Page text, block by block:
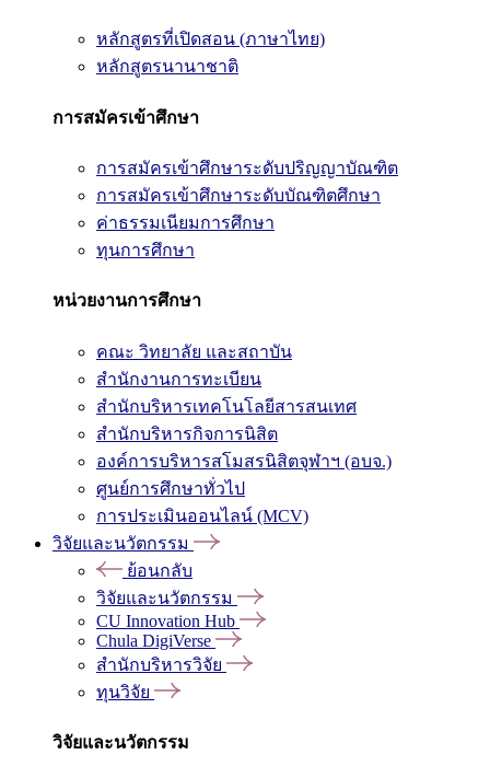
หลักสูตรที่เปิดสอน (ภาษาไทย)
หลักสูตรนานาชาติ
การสมัครเข้าศึกษา
การสมัครเข้าศึกษาระดับปริญญาบัณฑิต
การสมัครเข้าศึกษาระดับบัณฑิตศึกษา
ค่าธรรมเนียมการศึกษา
ทุนการศึกษา
หน่วยงานการศึกษา
คณะ วิทยาลัย และสถาบัน
สำนักงานการทะเบียน
สำนักบริหารเทคโนโลยีสารสนเทศ
สำนักบริหารกิจการนิสิต
องค์การบริหารสโมสรนิสิตจุฬาฯ (อบจ.)
ศูนย์การศึกษาทั่วไป
การประเมินออนไลน์ (MCV)
วิจัยและนวัตกรรม
ย้อนกลับ
วิจัยและนวัตกรรม
CU Innovation Hub
Chula DigiVerse
สำนักบริหารวิจัย
ทุนวิจัย
วิจัยและนวัตกรรม